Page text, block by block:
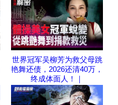
世界冠军吴柳芳为救父母跳
艳舞还债，2026还清40万，
终成体面人！｜